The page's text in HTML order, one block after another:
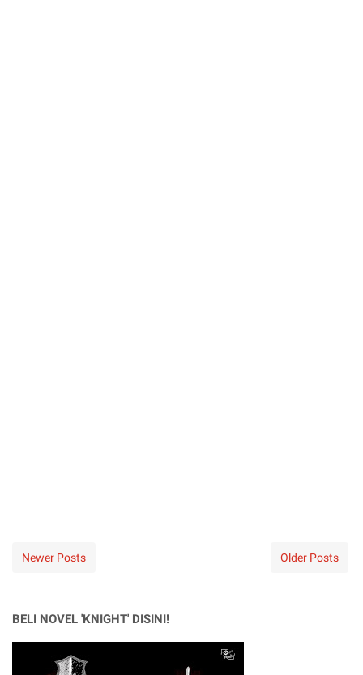
Newer Posts Older Posts
BELI NOVEL 'KNIGHT' DISINI!